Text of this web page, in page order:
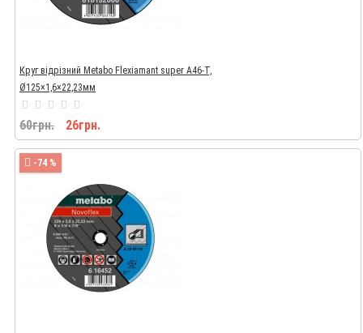
Круг відрізний Metabo Flexiamant super A46-T,
Ø125×1,6×22,23мм
60грн. 26грн.
-74 %